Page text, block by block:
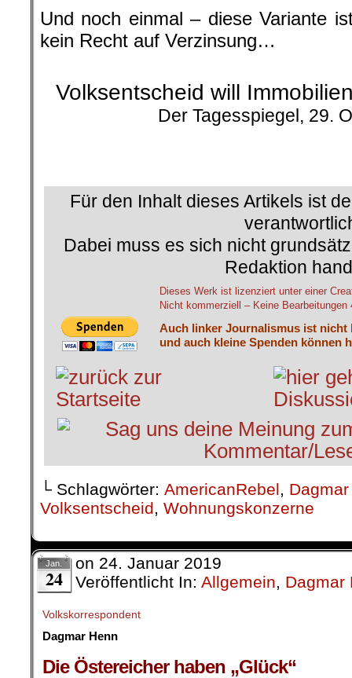
Und noch einmal – diese Variante
kein Recht auf Verzinsung…
Volksentscheid will
Der Tagesspiegel, 29.
Für den Inhalt dieses Artikels ist
Dabei muss es sich nicht
Redaktion
Dieses Werk ist lizenziert unter einer
Nicht kommerziell – Keine
Auch linker Journalismus ist nicht
und auch kleine Spenden können
└ Schlagwörter: AmericanRebel,
Volksentscheid, Wohnungskonzerne
Jan.
24
on 24. Januar 2019
Veröffentlicht In: Allgemein, Dagmar
Volkskorrespondent
Dagmar Henn
Die Östereicher haben „Glück“